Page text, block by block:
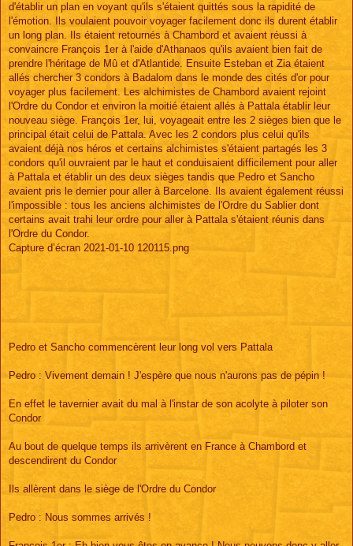
d'établir un plan en voyant qu'ils s'étaient quittés sous la rapidité de
l'émotion. Ils voulaient pouvoir voyager facilement donc ils durent établir
un long plan. Ils étaient retournés à Chambord et avaient réussi à
convaincre François 1er à l'aide d'Athanaos qu'ils avaient bien fait de
prendre l'héritage de Mû et d'Atlantide. Ensuite Esteban et Zia étaient
allés chercher 3 condors à Badalom dans le monde des cités d'or pour
voyager plus facilement. Les alchimistes de Chambord avaient rejoint
l'Ordre du Condor et environ la moitié étaient allés à Pattala établir leur
nouveau siège. François 1er, lui, voyageait entre les 2 sièges bien que le
principal était celui de Pattala. Avec les 2 condors plus celui qu'ils
avaient déjà nos héros et certains alchimistes s'étaient partagés les 3
condors qu'il ouvraient par le haut et conduisaient difficilement pour aller
à Pattala et établir un des deux sièges tandis que Pedro et Sancho
avaient pris le dernier pour aller à Barcelone. Ils avaient également réussi
l'impossible : tous les anciens alchimistes de l'Ordre du Sablier dont
certains avait trahi leur ordre pour aller à Pattala s'étaient réunis dans
l'Ordre du Condor.
Capture d’écran 2021-01-10 120115.png
Pedro et Sancho commencèrent leur long vol vers Pattala
Pedro : Vivement demain ! J'espère que nous n'aurons pas de pépin !
En effet le tavernier avait du mal à l'instar de son acolyte à piloter son
Condor
Au bout de quelque temps ils arrivèrent en France à Chambord et
descendirent du Condor
Ils allèrent dans le siège de l'Ordre du Condor
Pedro : Nous sommes arrivés !